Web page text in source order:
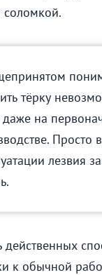
соломкой.
тёрку
даже на
Просто
лезвия
действенных
к обычной